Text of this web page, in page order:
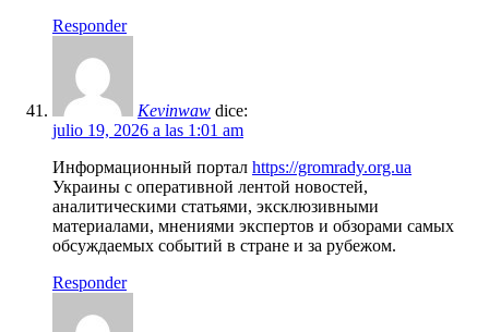
Responder
Kevinwaw dice:
julio 19, 2026 a las 1:01 am
Информационный портал https://gromrady.org.ua
Украины с оперативной лентой новостей,
аналитическими статьями, эксклюзивными
материалами, мнениями экспертов и обзорами самых
обсуждаемых событий в стране и за рубежом.
Responder